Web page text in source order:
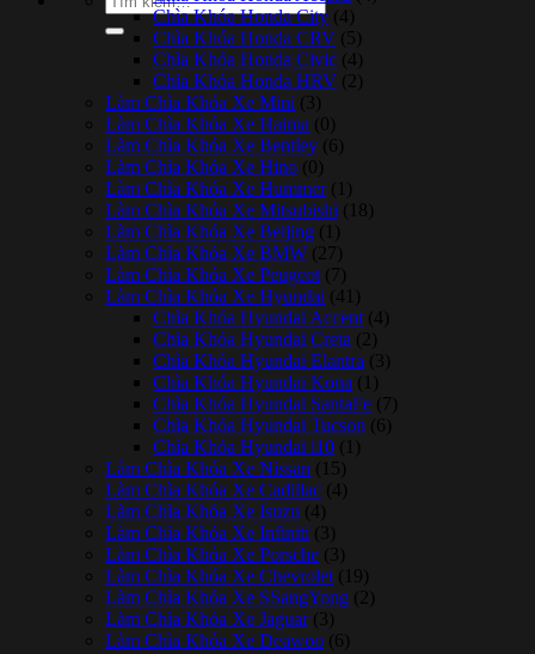
kiếm: Chìa Khóa Honda City (4)
Chìa Khóa Honda CRV (5)
Chìa Khóa Honda Civic (4)
Chìa Khóa Honda HRV (2)
Làm Chìa Khóa Xe Mini (3)
Làm Chìa Khóa Xe Haima (0)
Làm Chìa Khóa Xe Bentley (6)
Làm Chìa Khóa Xe Hino (0)
Làm Chìa Khóa Xe Hummer (1)
Làm Chìa Khóa Xe Mitsubishi (18)
Làm Chìa Khóa Xe Beijing (1)
Làm Chìa Khóa Xe BMW (27)
Làm Chìa Khóa Xe Peugeot (7)
Làm Chìa Khóa Xe Hyundai (41)
Chìa Khóa Hyundai Accent (4)
Chìa Khóa Hyundai Creta (2)
Chìa Khóa Hyundai Elantra (3)
Chìa Khóa Hyundai Kona (1)
Chìa Khóa Hyundai SantaFe (7)
Chìa Khóa Hyundai Tucson (6)
Chìa Khóa Hyundai i10 (1)
Làm Chìa Khóa Xe Nissan (15)
Làm Chìa Khóa Xe Cadillac (4)
Làm Chìa Khóa Xe Isuzu (4)
Làm Chìa Khóa Xe Infiniti (3)
Làm Chìa Khóa Xe Porsche (3)
Làm Chìa Khóa Xe Chevrolet (19)
Làm Chìa Khóa Xe SSangYong (2)
Làm Chìa Khóa Xe Jaguar (3)
Làm Chìa Khóa Xe Deawoo (6)